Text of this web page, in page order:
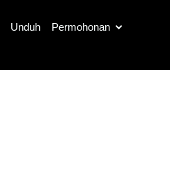
Unduh Permohonan